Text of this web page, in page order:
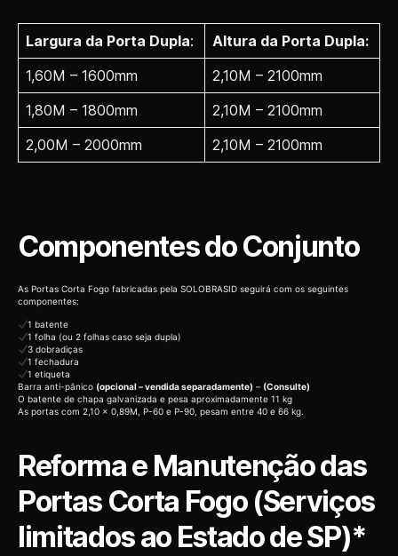
Largura da Porta Dupla:
Altura da Porta Dupla:
1,60M – 1600mm
2,10M – 2100mm
1,80M – 1800mm
2,10M – 2100mm
2,00M – 2000mm
2,10M – 2100mm
Componentes do Conjunto
As Portas Corta Fogo fabricadas pela SOLOBRASID seguirá com os seguintes
componentes:
1 batente
1 folha (ou 2 folhas caso seja dupla)
3 dobradiças
1 fechadura
1 etiqueta
Barra anti-pânico (opcional – vendida separadamente) – (Consulte)
O batente de chapa galvanizada e pesa aproximadamente 11 kg
As portas com 2,10 x 0,89M, P-60 e P-90, pesam entre 40 e 66 kg.
Reforma e Manutenção das
Portas Corta Fogo (Serviços
limitados ao Estado de SP)*